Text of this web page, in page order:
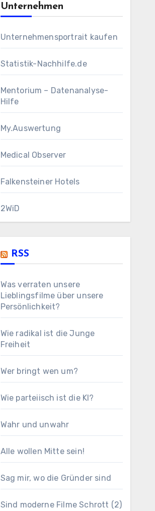
Unternehmen
Unternehmensportrait kaufen
Statistik-Nachhilfe.de
Mentorium – Datenanalyse-
Hilfe
My.Auswertung
Medical Observer
Falkensteiner Hotels
2WiD
RSS
Was verraten unsere
Lieblingsfilme über unsere
Persönlichkeit?
Wie radikal ist die Junge
Freiheit
Wer bringt wen um?
Wie parteiisch ist die KI?
Wahr und unwahr
Alle wollen Mitte sein!
Sag mir, wo die Gründer sind
Sind moderne Filme Schrott (2)